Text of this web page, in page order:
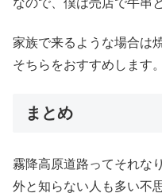
家族で来るような場合は
そちらをおすすめします。
まとめ
霧降高原道路ってそれな
外と知らない人も多い不